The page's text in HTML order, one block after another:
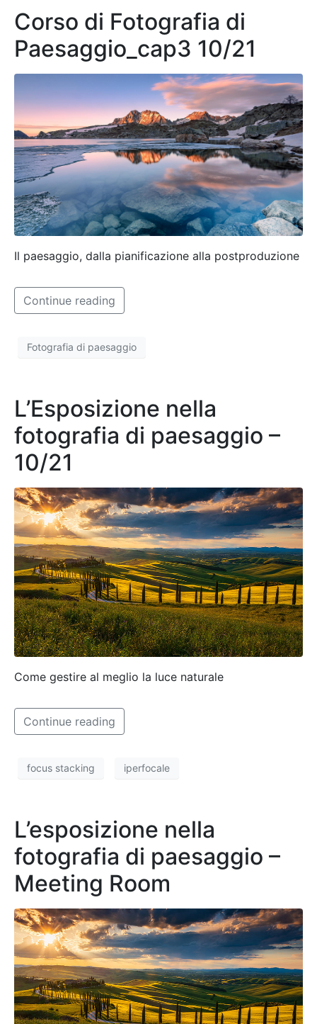
Corso di Fotografia di
Paesaggio_cap3 10/21
Il paesaggio, dalla pianificazione alla postproduzione
Continue reading
Fotografia di paesaggio
L’Esposizione nella
fotografia di paesaggio –
10/21
Come gestire al meglio la luce naturale
Continue reading
focus stacking iperfocale
L’esposizione nella
fotografia di paesaggio –
Meeting Room